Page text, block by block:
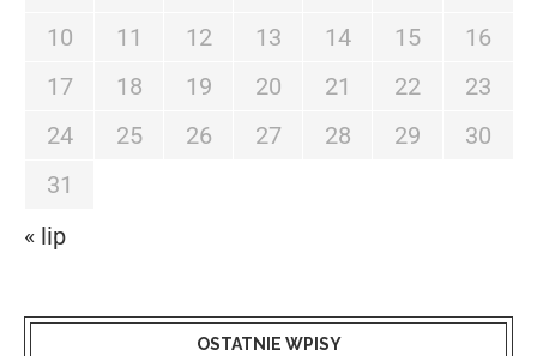
10
11 12 13 14 15
16
17
18 19 20 21 22
23
24
25 26 27 28 29
30
31
« lip
OSTATNIE WPISY